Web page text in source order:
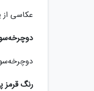
عکاسی از
رنگ قرمز